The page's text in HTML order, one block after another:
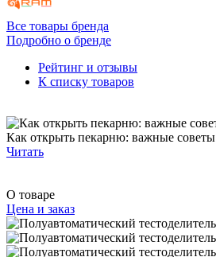
Все товары бренда
Подробно о бренде
Рейтинг и отзывы
К списку товаров
Как открыть пекарню: важные советы
Читать
О товаре
Цена и заказ